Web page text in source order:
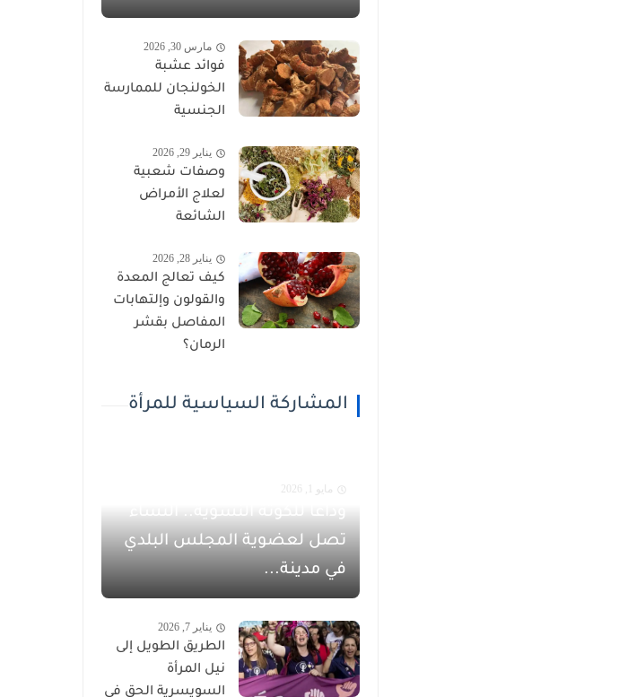
مارس 30, 2026
فوائد عشبة
الخولنجان للممارسة
الجنسية
يناير 29, 2026
وصفات شعبية
لعلاج الأمراض
الشائعة
يناير 28, 2026
كيف تعالج المعدة
والقولون وإلتهابات
المفاصل بقشر
الرمان؟
المشاركة السياسية للمرأة
مايو 1, 2026
وداعاً للكوتة النسوية.. النساء
تصل لعضوية المجلس البلدي
في مدينة...
يناير 7, 2026
الطريق الطويل إلى
نيل المرأة
السويسرية الحق في